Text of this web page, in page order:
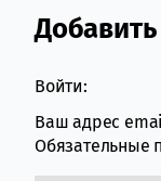
Войти:
Ваш адрес
Обязательные